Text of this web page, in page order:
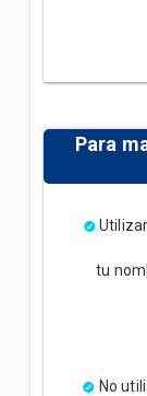
Para
tu
No